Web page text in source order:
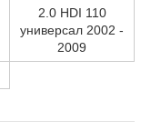
2.0 HDI 110
универсал 2002 -
2009